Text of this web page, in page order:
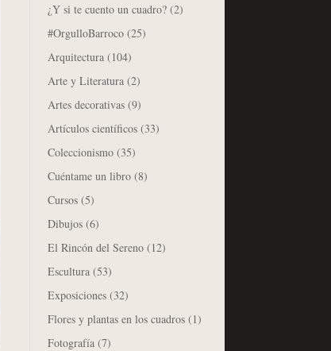
¿Y si te cuento un cuadro? (2)
#OrgulloBarroco (25)
Arquitectura (104)
Arte y Literatura (2)
Artes decorativas (9)
Artículos científicos (33)
Coleccionismo (35)
Cuéntame un libro (8)
Cursos (5)
Dibujos (6)
El Rincón del Sereno (12)
Escultura (53)
Exposiciones (32)
Flores y plantas en los cuadros (1)
Fotografía (7)